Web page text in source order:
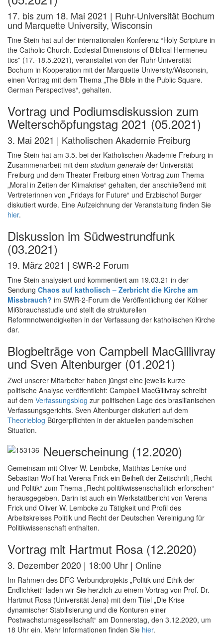
17. bis zum 18. Mai 2021 | Ruhr-Universität Bochum
und Marquette Uni­ver­sity, Wisconsin
Tine Stein hat auf der internationalen Konferenz “Holy Scripture in
the Catholic Church. Ecclesial Dimensions of Biblical Hermeneu­
tics” (17.-18.5.2021), veranstaltet von der Ruhr-Universität
Bochum in Kooperation mit der Marquette Uni­ver­sity/Wisconsin,
einen Vortrag mit dem Thema „The Bible in the Public Square.
German Perspectives“, gehalten.
Vortrag und Podiumsdiskussion zum
Welterschöpfungstag 2021 (05.2021)
3. Mai 2021 | Katholischen Akademie Freiburg
Tine Stein hat am 3.5. bei der Katholischen Akademie Freiburg in
Zusammenarbeit mit dem studium generale der Universität
Freiburg und dem Theater Freiburg einen Vortrag zum Thema
„Moral in Zeiten der Klimakrise“ gehalten, der anschließend mit
Vertreterinnen von „Fridays for Future“ und Erzbischof Burger
diskutiert wurde. Eine Aufzeichnung der Veranstaltung finden Sie
hier.
Diskussion im Südwestrundfunk
(03.2021)
19. März 2021 | SWR-2 Forum
Tine Stein analysiert und kommentiert am 19.03.21 in der
Sendung Chaos auf katholisch – Zerbricht die Kirche am
Missbrauch? im SWR-2-Forum die Veröffentlichung der Kölner
Mißbrauchsstudie und stellt die strukturellen
Reformnotwendigkeiten in der Verfassung der katholischen Kirche
dar.
Blogbeiträge von Campbell MacGillivray
und Sven Altenburger (01.2021)
Zwei unserer Mitarbeiter haben jüngst eine jeweils kurze
politische Analyse veröffentlicht: Campbell MacGillivray schreibt
auf dem Verfassungsblog zur politischen Lage des brasilianischen
Verfassungsgerichts. Sven Altenburger diskutiert auf dem
Theorieblog Bürgerpflichten in der aktuellen pandemischen
Situation.
Neuerscheinung (12.2020)
Gemeinsam mit Oliver W. Lembcke, Matthias Lemke und
Sebastian Wolf hat Verena Frick ein Beiheft der Zeitschrift „Recht
und Politik“ zum Thema „Recht politikwissenschaftlich erforschen“
herausgegeben. Darin ist auch ein Werkstattbericht von Verena
Frick und Oliver W. Lembcke zu Tätigkeit und Profil des
Arbeitskreises Politik und Recht der Deutschen Vereinigung für
Politikwissenschaft enthalten.
Vortrag mit Hartmut Rosa (12.2020)
3. Dezember 2020 | 18:00 Uhr | Online
Im Rahmen des DFG-Verbundprojekts „Politik und Ethik der
Endlichkeit“ laden wir Sie herzlich zu einem Vortrag von Prof. Dr.
Hartmut Rosa (Universität Jena) mit dem Titel „Die Krise
dynamischer Stabilisierung und die Konturen einer
Postwachstumsgesellschaft“ am Donnerstag, den 3.12.2020, um
18 Uhr ein. Mehr Informationen finden Sie hier.